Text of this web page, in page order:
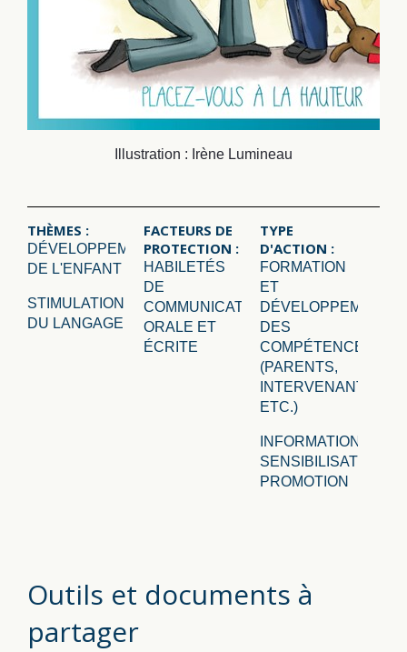
Illustration : Irène Lumineau
THÈMES :
DÉVELOPPEMENT
DE L'ENFANT
STIMULATION
DU LANGAGE
FACTEURS DE
PROTECTION :
HABILETÉS
DE
COMMUNICATION
ORALE ET
ÉCRITE
TYPE
D'ACTION :
FORMATION
ET
DÉVELOPPEMENT
DES
COMPÉTENCES
(PARENTS,
INTERVENANTS,
ETC.)
INFORMATION,
SENSIBILISATION,
PROMOTION
Outils et documents à
partager